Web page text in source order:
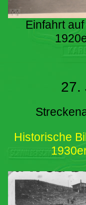
Einfahrt
27.
Historische